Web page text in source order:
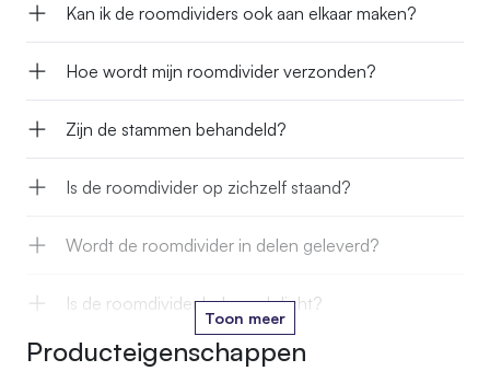
Kan ik de roomdividers ook aan elkaar maken?
Hoe wordt mijn roomdivider verzonden?
Zijn de stammen behandeld?
Is de roomdivider op zichzelf staand?
Wordt de roomdivider in delen geleverd?
Is de roomdivider helemaal dicht?
Wat is de ruimte tussen twee stammen?
Toon meer
Producteigenschappen